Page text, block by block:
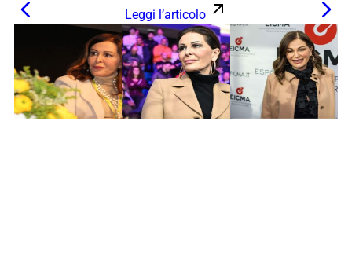
Leggi l’articolo